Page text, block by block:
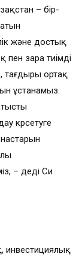
– бір-
және достық
өзара тиімді
тағдыры ортақ
ұстанамыз.
көрсетуге
– деді Си
инвестициялық